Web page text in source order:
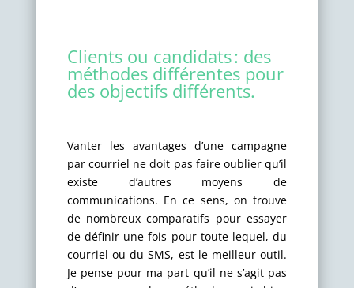
Clients ou candidats : des
méthodes différentes pour
des objectifs différents.
Vanter les avantages d’une campagne
par courriel ne doit pas faire oublier qu’il
existe d’autres moyens de
communications. En ce sens, on trouve
de nombreux comparatifs pour essayer
de définir une fois pour toute lequel, du
courriel ou du SMS, est le meilleur outil.
Je pense pour ma part qu’il ne s’agit pas